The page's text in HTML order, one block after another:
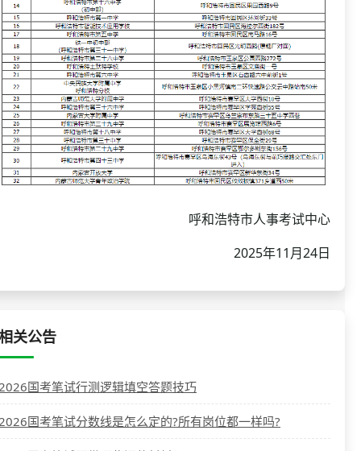
呼和浩特市人事考试中心
2025年11月24日
关公告
国考笔试行测逻辑填空答题技巧
国考笔试分数线是怎么定的?所有岗位都一样吗?